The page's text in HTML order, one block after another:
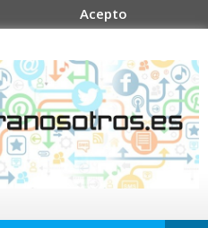
Acepto